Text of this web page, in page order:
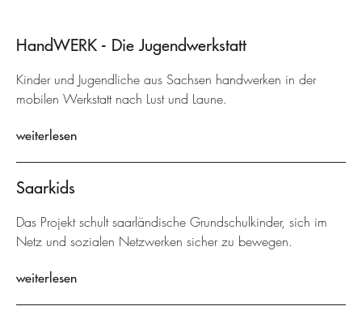
HandWERK - Die Jugendwerkstatt
Kinder und Jugendliche aus Sachsen handwerken in der
mobilen Werkstatt nach Lust und Laune.
weiterlesen
Saarkids
Das Projekt schult saarländische Grundschulkinder, sich im
Netz und sozialen Netzwerken sicher zu bewegen.
weiterlesen